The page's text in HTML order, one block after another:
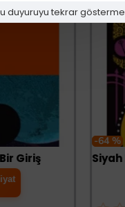
duyuruyu tekrar gösterme
Giriş
-64 %